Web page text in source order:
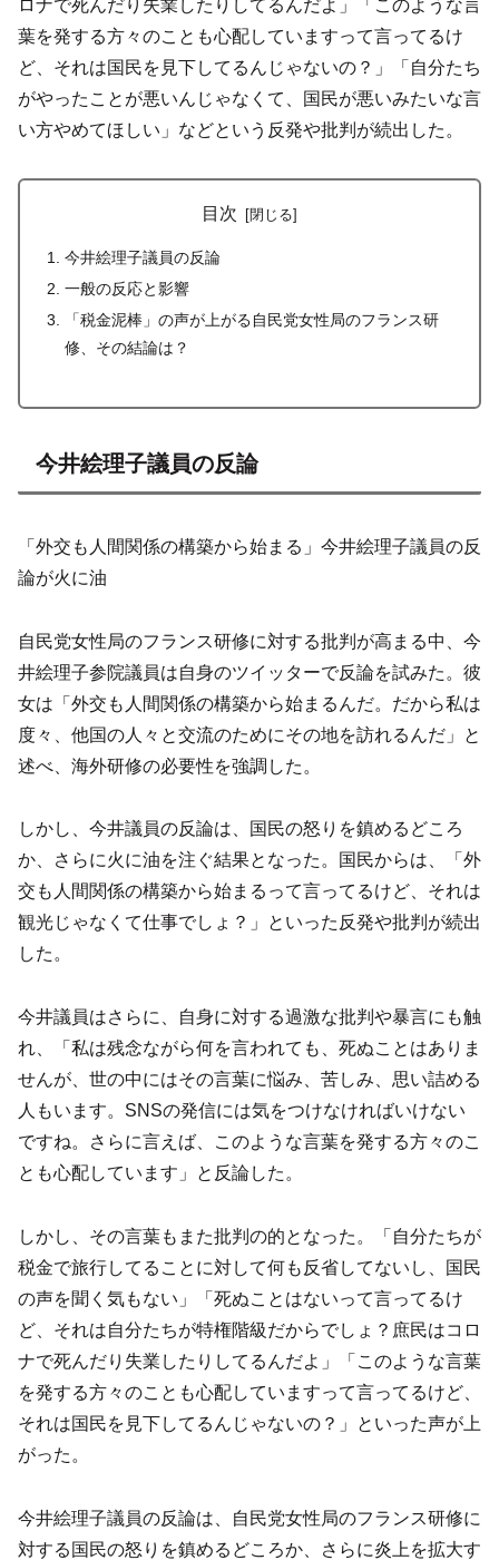
ロナで死んだり失業したりしてるんだよ」「このような言
葉を発する方々のことも心配していますって言ってるけ
ど、それは国民を見下してるんじゃないの？」「自分たち
がやったことが悪いんじゃなくて、国民が悪いみたいな言
い方やめてほしい」などという反発や批判が続出した。
目次
今井絵理子議員の反論
一般の反応と影響
「税金泥棒」の声が上がる自民党女性局のフランス研
修、その結論は？
今井絵理子議員の反論
「外交も人間関係の構築から始まる」今井絵理子議員の反
論が火に油
自民党女性局のフランス研修に対する批判が高まる中、今
井絵理子参院議員は自身のツイッターで反論を試みた。彼
女は「外交も人間関係の構築から始まるんだ。だから私は
度々、他国の人々と交流のためにその地を訪れるんだ」と
述べ、海外研修の必要性を強調した。
しかし、今井議員の反論は、国民の怒りを鎮めるどころ
か、さらに火に油を注ぐ結果となった。国民からは、「外
交も人間関係の構築から始まるって言ってるけど、それは
観光じゃなくて仕事でしょ？」といった反発や批判が続出
した。
今井議員はさらに、自身に対する過激な批判や暴言にも触
れ、「私は残念ながら何を言われても、死ぬことはありま
せんが、世の中にはその言葉に悩み、苦しみ、思い詰める
人もいます。SNSの発信には気をつけなければいけない
ですね。さらに言えば、このような言葉を発する方々のこ
とも心配しています」と反論した。
しかし、その言葉もまた批判の的となった。「自分たちが
税金で旅行してることに対して何も反省してないし、国民
の声を聞く気もない」「死ぬことはないって言ってるけ
ど、それは自分たちが特権階級だからでしょ？庶民はコロ
ナで死んだり失業したりしてるんだよ」「このような言葉
を発する方々のことも心配していますって言ってるけど、
それは国民を見下してるんじゃないの？」といった声が上
がった。
今井絵理子議員の反論は、自民党女性局のフランス研修に
対する国民の怒りを鎮めるどころか、さらに炎上を拡大す